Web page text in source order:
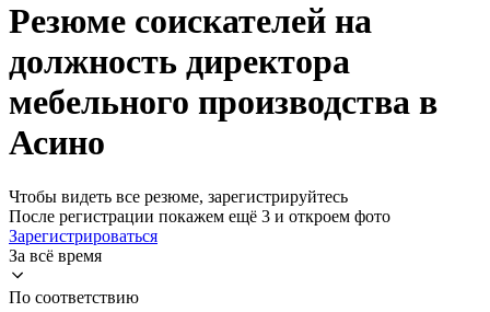
Резюме соискателей на
должность директора
мебельного производства в
Асино
Чтобы видеть все резюме, зарегистрируйтесь
После регистрации покажем ещё 3 и откроем фото
Зарегистрироваться
За всё время
По соответствию